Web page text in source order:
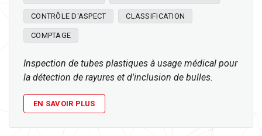
CONTRÔLE D'ASPECT CLASSIFICATION
COMPTAGE
Inspection de tubes plastiques à usage médical pour
la détection de rayures et d'inclusion de bulles.
EN SAVOIR PLUS